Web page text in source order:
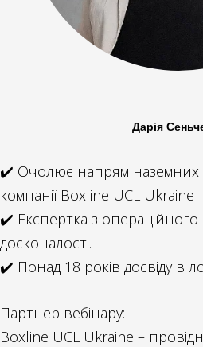
Дарія
✔️ Очолює напрям наземних
компанії Boxline UCL Ukraine
✔️ Експертка з
досконалості.
✔️ Понад 18 років досвіду в
Партнер вебінару:
Boxline UCL Ukraine –